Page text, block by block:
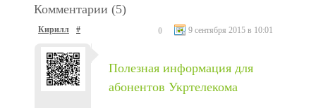
Комментарии (5)
Кирилл # 9 сентября 2015 в 10:01
0
Полезная информация для
абонентов Укртелекома